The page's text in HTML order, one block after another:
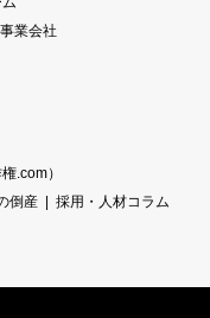
事業会社
.com）
倒産 採用・人材コラム